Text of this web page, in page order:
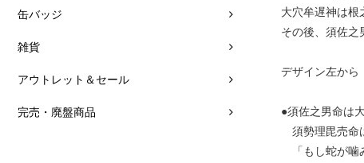
缶バッジ
雑貨
アウトレット＆セール
完売・廃盤商品
大穴牟遅神は根
その後、須佐之
デザイン左から
●須佐之男命は
須勢理毘売命
「もし蛇が噛